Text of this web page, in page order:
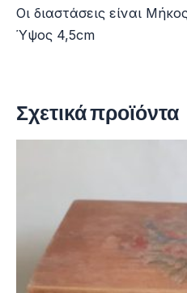
Οι διαστάσεις είναι
Ύψος 4,5cm
Σχετικά προϊόντα